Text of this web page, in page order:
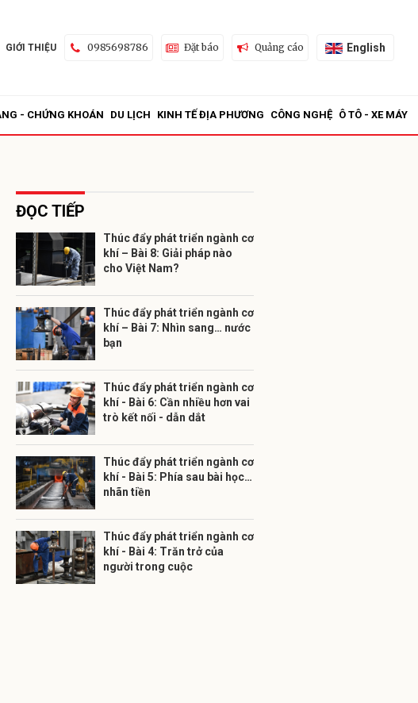
GIỚI THIỆU 0985698786 Đặt báo Quảng cáo English
- CHỨNG KHOÁN DU LỊCH KINH TẾ ĐỊA PHƯƠNG CÔNG NGHỆ Ô TÔ - XE MÁY
ĐỌC TIẾP
Thúc đẩy phát triển ngành cơ
khí – Bài 8: Giải pháp nào
cho Việt Nam?
Thúc đẩy phát triển ngành cơ
khí – Bài 7: Nhìn sang… nước
bạn
Thúc đẩy phát triển ngành cơ
khí - Bài 6: Cần nhiều hơn vai
trò kết nối - dẫn dắt
Thúc đẩy phát triển ngành cơ
khí - Bài 5: Phía sau bài học…
nhãn tiền
Thúc đẩy phát triển ngành cơ
khí - Bài 4: Trăn trở của
người trong cuộc
Gửi